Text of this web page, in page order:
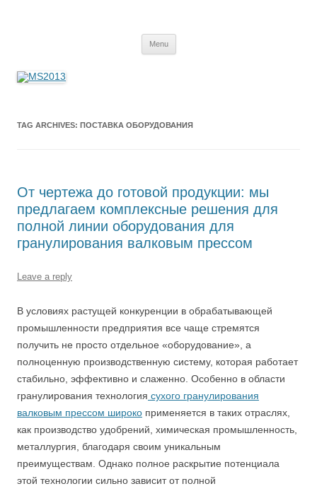
Menu
TAG ARCHIVES: ПОСТАВКА ОБОРУДОВАНИЯ
От чертежа до готовой продукции: мы
предлагаем комплексные решения для
полной линии оборудования для
гранулирования валковым прессом
Leave a reply
В условиях растущей конкуренции в обрабатывающей
промышленности предприятия все чаще стремятся
получить не просто отдельное «оборудование», а
полноценную производственную систему, которая работает
стабильно, эффективно и слаженно. Особенно в области
гранулирования технология сухого гранулирования
валковым прессом широко применяется в таких отраслях,
как производство удобрений, химическая промышленность,
металлургия, благодаря своим уникальным
преимуществам. Однако полное раскрытие потенциала
этой технологии сильно зависит от полной